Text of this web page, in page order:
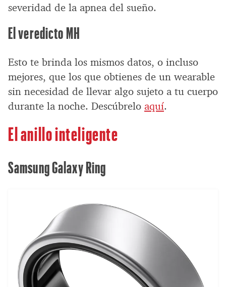
severidad de la apnea del sueño.
El veredicto MH
Esto te brinda los mismos datos, o incluso
mejores, que los que obtienes de un wearable
sin necesidad de llevar algo sujeto a tu cuerpo
durante la noche. Descúbrelo aquí.
El anillo inteligente
Samsung Galaxy Ring